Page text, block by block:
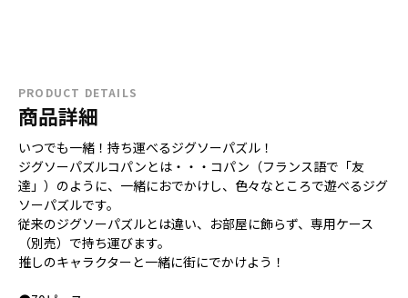
PRODUCT DETAILS
商品詳細
いつでも一緒！持ち運べるジグソーパズル！
ジグソーパズルコパンとは・・・コパン（フランス語で「友
達」）のように、一緒におでかけし、色々なところで遊べるジグ
ソーパズルです。
従来のジグソーパズルとは違い、お部屋に飾らず、専用ケース
（別売）で持ち運びます。
推しのキャラクターと一緒に街にでかけよう！